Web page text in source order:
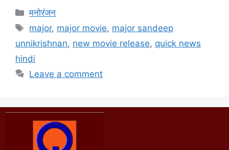
मनोरंजन
major, major movie, major sandeep
unnikrishnan, new movie release, quick news
hindi
Leave a comment